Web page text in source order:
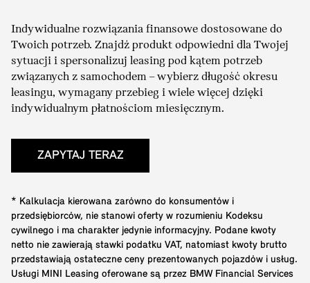
Indywidualne rozwiązania finansowe dostosowane do
Twoich potrzeb. Znajdź produkt odpowiedni dla Twojej
sytuacji i spersonalizuj leasing pod kątem potrzeb
związanych z samochodem – wybierz długość okresu
leasingu, wymagany przebieg i wiele więcej dzięki
indywidualnym płatnościom miesięcznym.
ZAPYTAJ TERAZ
* Kalkulacja kierowana zarówno do konsumentów i
przedsiębiorców, nie stanowi oferty w rozumieniu Kodeksu
cywilnego i ma charakter jedynie informacyjny. Podane kwoty
netto nie zawierają stawki podatku VAT, natomiast kwoty brutto
przedstawiają ostateczne ceny prezentowanych pojazdów i usług.
Usługi MINI Leasing oferowane są przez BMW Financial Services